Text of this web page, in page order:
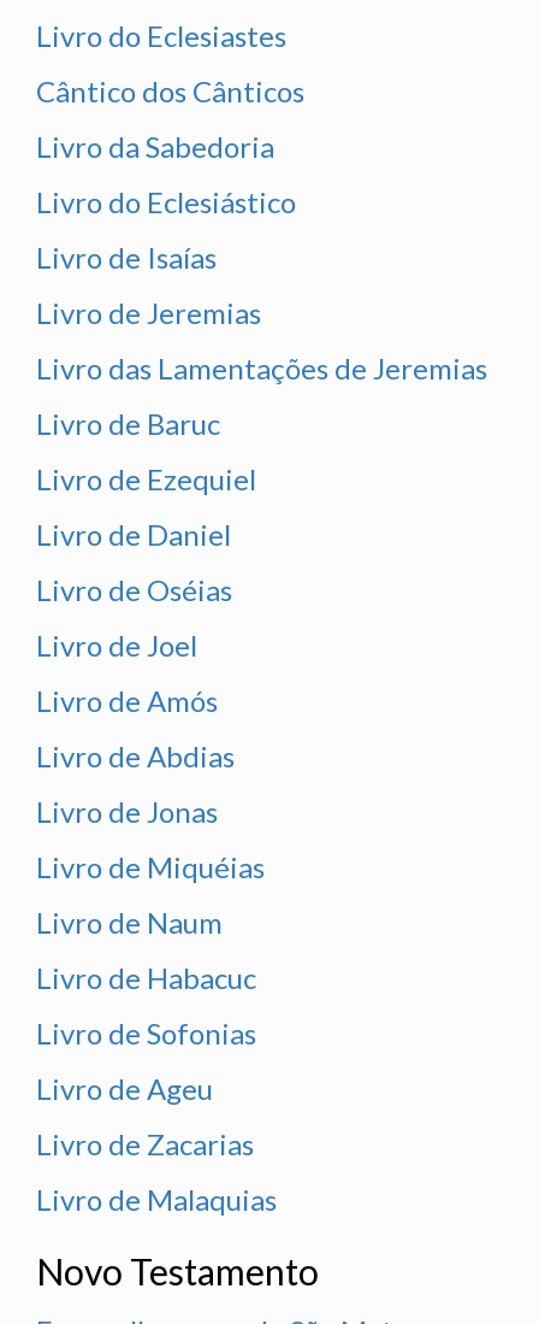
Livro do Eclesiastes
Cântico dos Cânticos
Livro da Sabedoria
Livro do Eclesiástico
Livro de Isaías
Livro de Jeremias
Livro das Lamentações de Jeremias
Livro de Baruc
Livro de Ezequiel
Livro de Daniel
Livro de Oséias
Livro de Joel
Livro de Amós
Livro de Abdias
Livro de Jonas
Livro de Miquéias
Livro de Naum
Livro de Habacuc
Livro de Sofonias
Livro de Ageu
Livro de Zacarias
Livro de Malaquias
Novo Testamento